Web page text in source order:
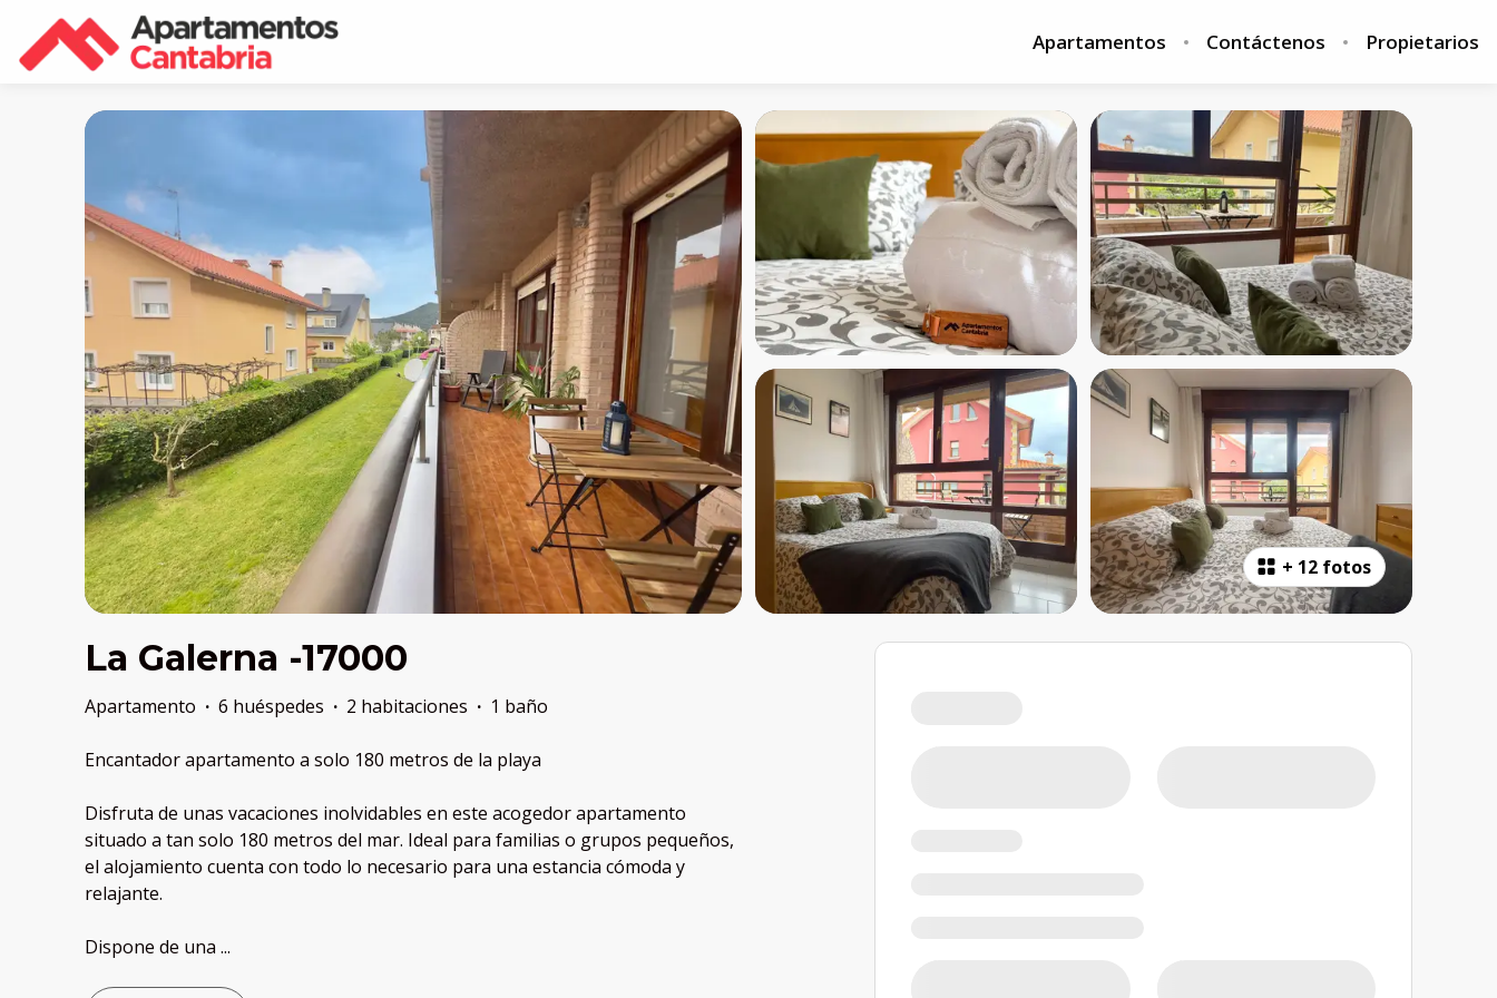
Apartamentos Contáctenos Propietarios
+ 12 fotos
La Galerna -17000
Apartamento · 6 huéspedes · 2 habitaciones · 1 baño
Encantador apartamento a solo 180 metros de la playa
Disfruta de unas vacaciones inolvidables en este acogedor apartamento
situado a tan solo 180 metros del mar. Ideal para familias o grupos pequeños,
el alojamiento cuenta con todo lo necesario para una estancia cómoda y
relajante.
Dispone de una ...